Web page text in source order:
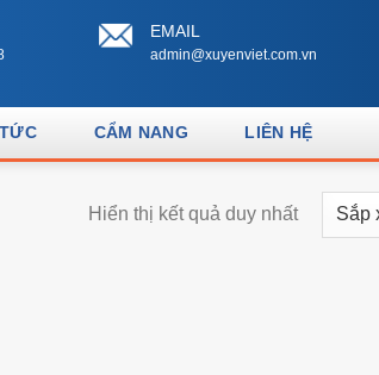
EMAIL
admin@xuyenviet.com.vn
CẨM NANG LIÊN HỆ
Hiển thị kết quả duy nhất